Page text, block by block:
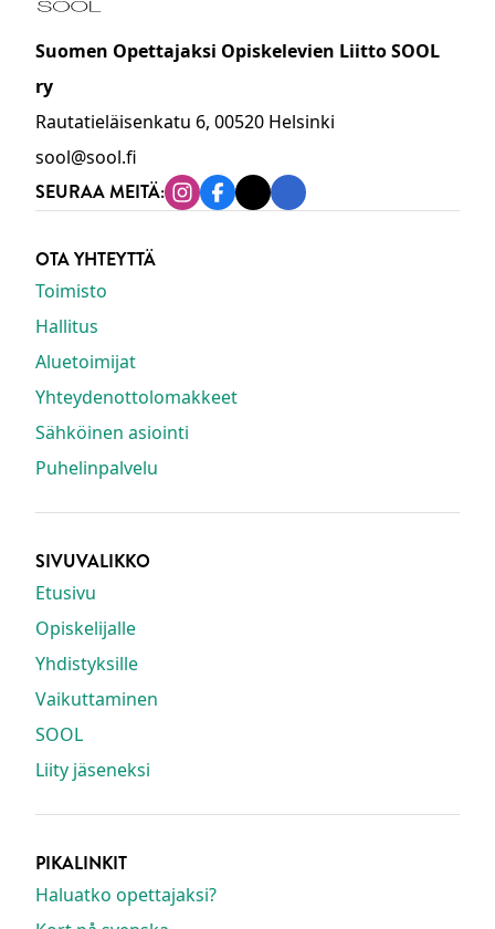
Suomen Opettajaksi Opiskelevien Liitto SOOL
ry
Rautatieläisenkatu 6, 00520 Helsinki
sool@sool.fi
SEURAA MEITÄ: Instagram
Facebook
TiktokLinkedin
OTA YHTEYTTÄ
Toimisto
Hallitus
Aluetoimijat
Yhteydenottolomakkeet
Sähköinen asiointi
Puhelinpalvelu
SIVUVALIKKO
Etusivu
Opiskelijalle
Yhdistyksille
Vaikuttaminen
SOOL
Liity jäseneksi
PIKALINKIT
Haluatko opettajaksi?